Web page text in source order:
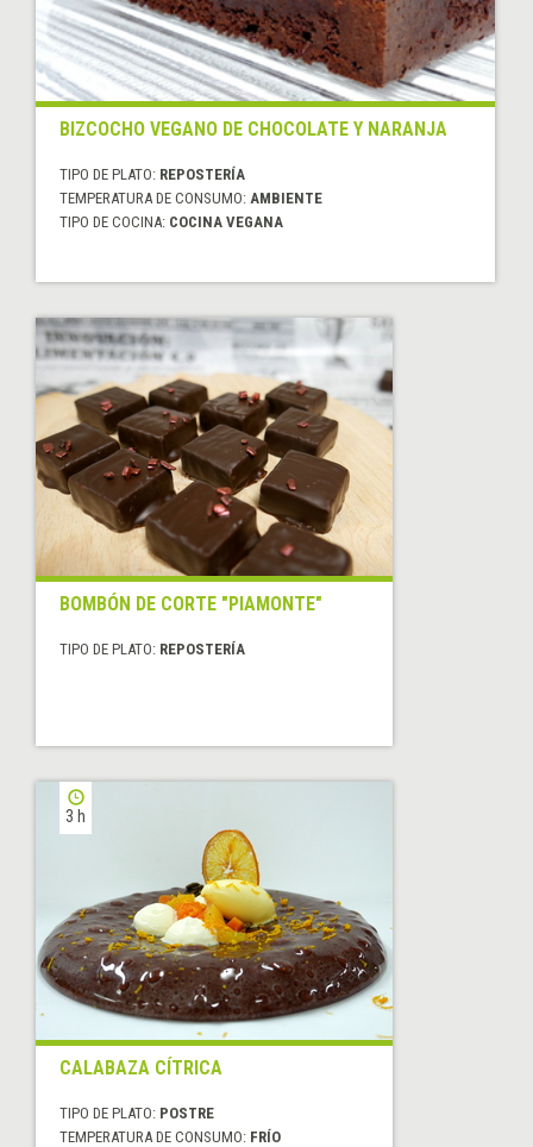
BIZCOCHO VEGANO DE CHOCOLATE Y NARANJA
TIPO DE PLATO: REPOSTERÍA
TEMPERATURA DE CONSUMO: AMBIENTE
TIPO DE COCINA: COCINA VEGANA
BOMBÓN DE CORTE "PIAMONTE"
TIPO DE PLATO: REPOSTERÍA
3 h
CALABAZA CÍTRICA
TIPO DE PLATO: POSTRE
TEMPERATURA DE CONSUMO: FRÍO